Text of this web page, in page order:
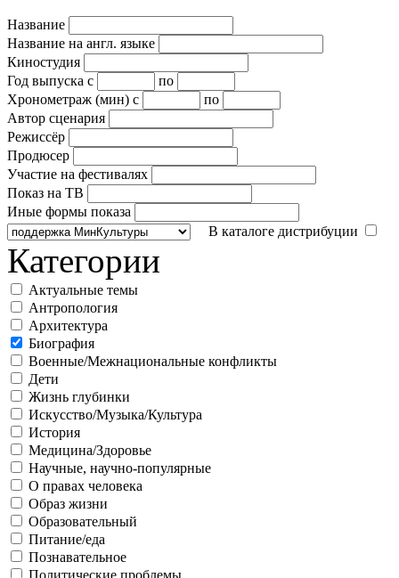
Название
Название на англ. языке
Киностудия
Год выпуска с
по
Хронометраж (мин) с
по
Автор сценария
Режиссёр
Продюсер
Участие на фестивалях
Показ на ТВ
Иные формы показа
В каталоге дистрибуции
Категории
Актуальные темы
Антропология
Архитектура
Биография
Военные/Межнациональные конфликты
Дети
Жизнь глубинки
Искусство/Музыка/Культура
История
Медицина/Здоровье
Научные, научно-популярные
О правах человека
Образ жизни
Образовательный
Питание/еда
Познавательное